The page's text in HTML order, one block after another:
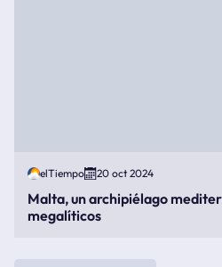
elTiempo 20 oct 2024
Malta, un archipiélago
megalíticos